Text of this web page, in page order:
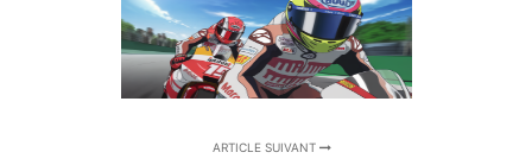
ARTICLE SUIVANT